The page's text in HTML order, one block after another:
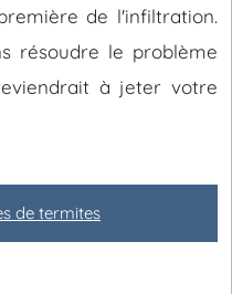
de l'infiltration.
résoudre le problème
à jeter votre
de termites